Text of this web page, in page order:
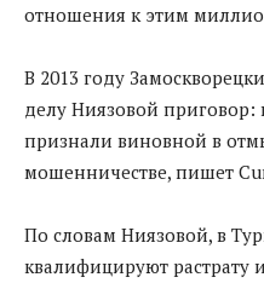
отношения к этим
В 2013 году
делу Ниязовой приговор:
признали виновной в
мошенничестве, пишет
По словам Ниязовой, в
квалифицируют растрату